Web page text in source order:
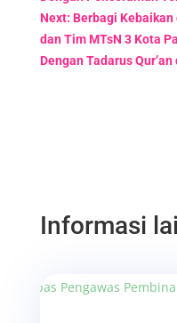
Next: Berbagi
dan Tim MTsN 3 Kota
Dengan Tadarus
Informasi